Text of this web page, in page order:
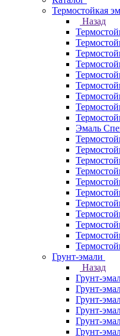
Термостойкая
Назад
Эмаль
Грунт-эмали
Назад
Грунт-
Грунт-
Грунт-
Грунт-
Грунт-
Грунт-